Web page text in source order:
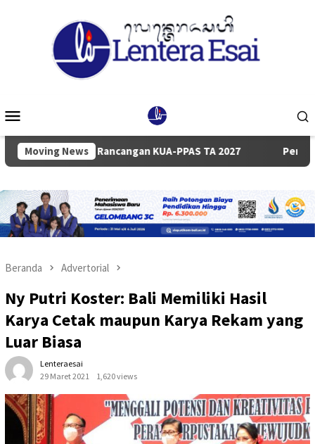
Mobile
Moving News
Rancangan KUA-PPAS TA 2027 Pemkab dan DPRD
Beranda Advertorial
Ny Putri Koster: Bali Memiliki Hasil
Karya Cetak maupun Karya Rekam yang
Luar Biasa
Lenteraesai
29 Maret 2021
1,620 views